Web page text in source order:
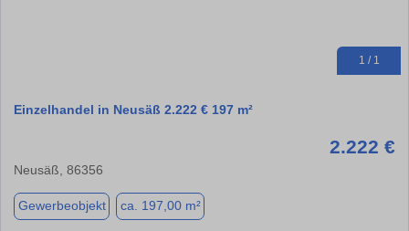
1 / 1
Einzelhandel in Neusäß 2.222 € 197 m²
2.222 €
Neusäß, 86356
Gewerbeobjekt ca. 197,00 m²